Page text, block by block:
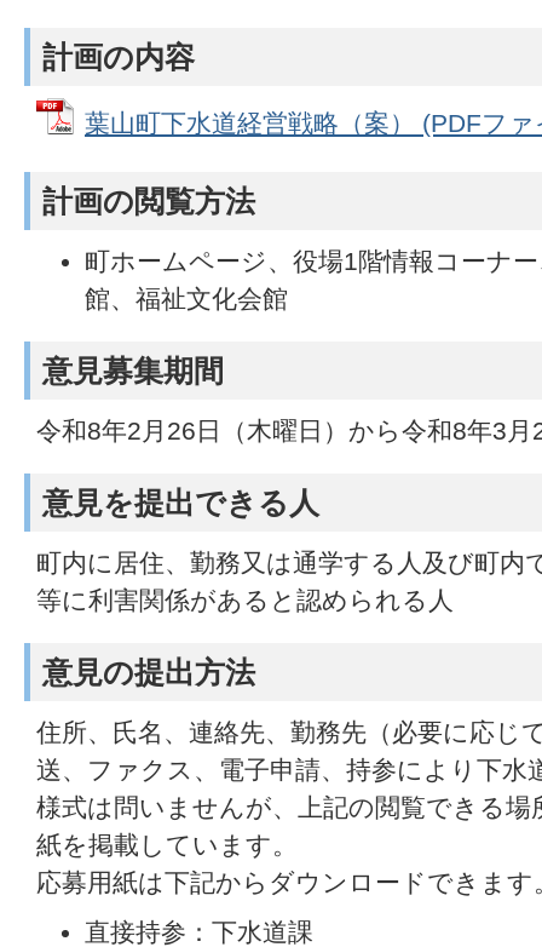
計画の内容
葉山町下水道経営戦略（案） (PDFフ
計画の閲覧方法
町ホームページ、役場1階情報コーナ
館、福祉文化会館
意見募集期間
令和8年2月26日（木曜日）から令和8年3
意見を提出できる人
町内に居住、勤務又は通学する人及び町内
等に利害関係があると認められる人
意見の提出方法
住所、氏名、連絡先、勤務先（必要に応じ
送、ファクス、電子申請、持参により下水
様式は問いませんが、上記の閲覧できる
紙を掲載しています。
応募用紙は下記からダウンロードできます
直接持参：下水道課